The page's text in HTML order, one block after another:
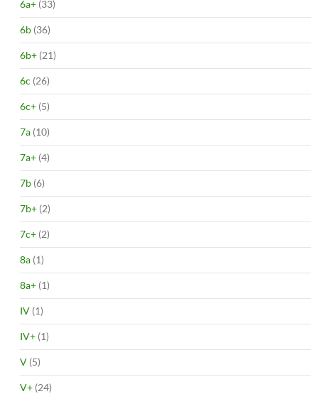
6a+ (33)
6b (36)
6b+ (21)
6c (26)
6c+ (5)
7a (10)
7a+ (4)
7b (6)
7b+ (2)
7c+ (2)
8a (1)
8a+ (1)
IV (1)
IV+ (1)
V (5)
V+ (24)